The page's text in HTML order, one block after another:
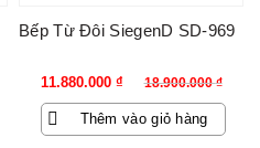
Bếp Từ Đôi SiegenD SD-969
18.900.000₫
Giá
gốc
là:
11.880.000 ₫
Giá
hiện
tại
Thêm vào giỏ hàng